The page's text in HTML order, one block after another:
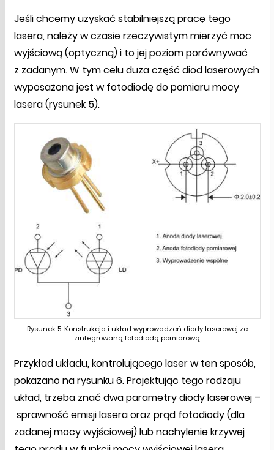
Jeśli chcemy uzyskać stabilniejszą pracę tego
lasera, należy w czasie rzeczywistym mierzyć moc
wyjściową (optyczną) i to jej poziom porównywać
z zadanym. W tym celu duża część diod laserowych
wyposażona jest w fotodiodę do pomiaru mocy
lasera (rysunek 5).
Rysunek 5. Konstrukcja i układ wyprowadzeń diody laserowej ze
zintegrowaną fotodiodą pomiarową
Przykład układu, kontrolującego laser w ten sposób,
pokazano na rysunku 6. Projektując tego rodzaju
układ, trzeba znać dwa parametry diody laserowej –
sprawność emisji lasera oraz prąd fotodiody (dla
zadanej mocy wyjściowej) lub nachylenie krzywej